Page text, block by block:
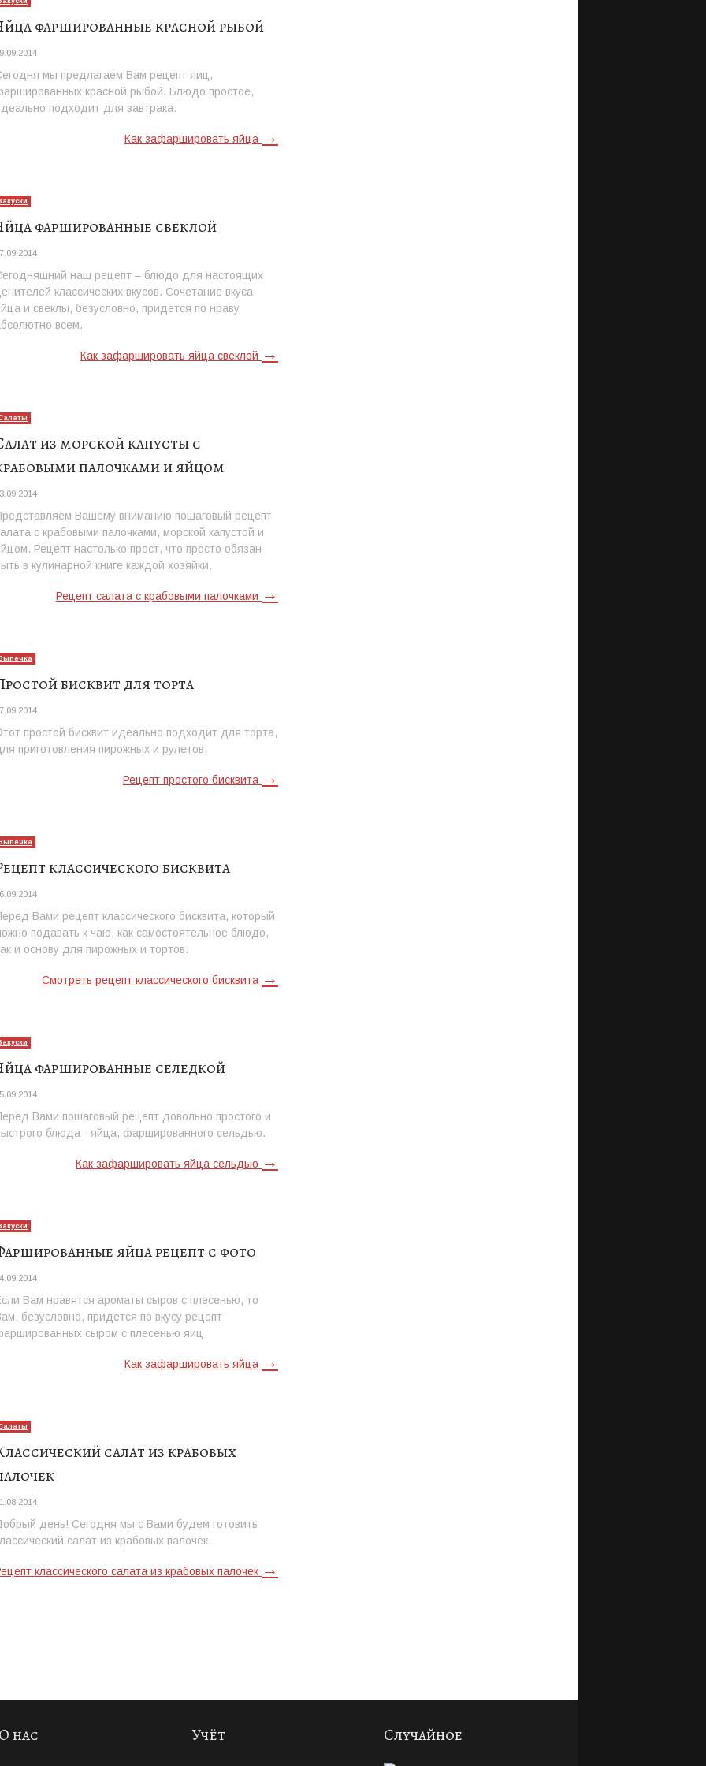
фаршированные красной рыбой
мы предлагаем Вам рецепт яиц,
красной рыбой. Блюдо простое,
подходит для завтрака.
Как зафаршировать яйца →
фаршированные свеклой
наш рецепт – блюдо для настоящих
классических вкусов. Сочетание вкуса
и свеклы, безусловно, придется по нраву
всем.
Как зафаршировать яйца свеклой →
из морской капусты с
палочками и яйцом
Вашему вниманию пошаговый рецепт
с крабовыми палочками, морской капустой и
Рецепт настолько прост, что просто обязан
в кулинарной книге каждой хозяйки.
Рецепт салата с крабовыми палочками →
бисквит для торта
простой бисквит идеально подходит для торта,
приготовления пирожных и рулетов.
Рецепт простого бисквита →
классического бисквита
Вами рецепт классического бисквита, который
подавать к чаю, как самостоятельное блюдо,
и основу для пирожных и тортов.
Смотреть рецепт классического бисквита →
фаршированные селедкой
Вами пошаговый рецепт довольно простого и
блюда - яйца, фаршированного сельдью.
Как зафаршировать яйца сельдью →
яйца рецепт с фото
Вам нравятся ароматы сыров с плесенью, то
безусловно, придется по вкусу рецепт
сыром с плесенью яиц
Как зафаршировать яйца →
салат из крабовых
день! Сегодня мы с Вами будем готовить
салат из крабовых палочек.
классического салата из крабовых палочек →
нас Учёт Случайное